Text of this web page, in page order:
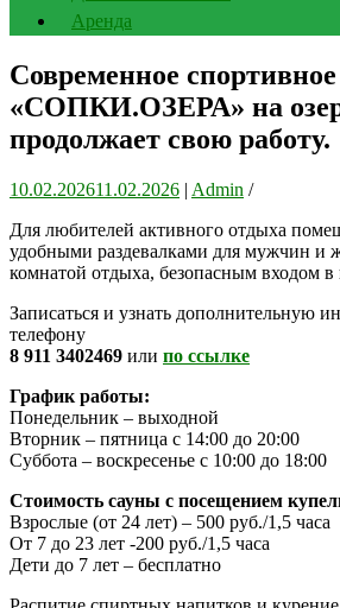
Аренда
Современное
«СОПКИ.ОЗЕРА» на
продолжает свою работу.
10.02.202611.02.2026 | Admin /
Для любителей активного отдыха
удобными раздевалками для мужчин и
комнатой отдыха, безопасным входом в
Записаться и узнать дополнительную
телефону
8 911 3402469 или по ссылке
График работы:
Понедельник – выходной
Вторник – пятница с 14:00 до 20:00
Суббота – воскресенье с 10:00 до 18:00
Стоимость сауны с посещением
Взрослые (от 24 лет) – 500 руб./1,5 часа
От 7 до 23 лет -200 руб./1,5 часа
Дети до 7 лет – бесплатно